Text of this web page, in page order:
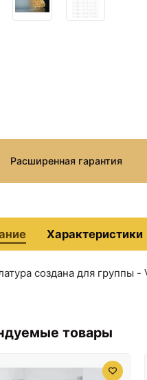
Расширенная гарантия
Характеристики
создана для группы -
товары